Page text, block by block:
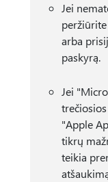
Jei
arba
paskyrą.
Jei
"Apple
tikrų
teikia